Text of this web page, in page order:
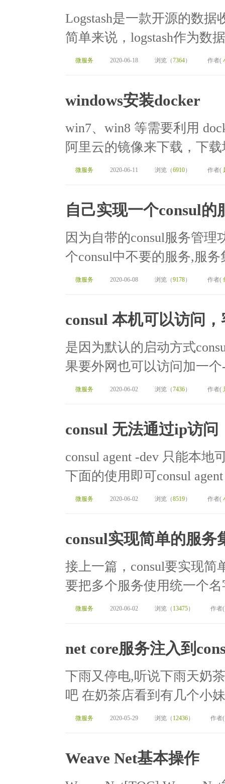
Logstash是一款开源的数
简单来说，logstash作为数
微服务 2020-06-18 浏览（7364） 作者(
windows安装docker
win7、win8 等需要利用
阿里云的镜像来下载，下
微服务 2020-06-11 浏览（6910） 作者(
自己实现一个consul
因为自带的consul服务管
个consul中不要的服务,服
微服务 2020-06-08 浏览（9178） 作者(
consul 本机可以访问
是因为默认的启动方式
果要外网也可以访问加一个
微服务 2020-06-02 浏览（7436） 作者(
consul 无法通过ip访问
consul agent -dev 只能本
下面的使用即可consul
微服务 2020-06-02 浏览（8519） 作者(
consul实现简单的服务
接上一篇，consul要实现
要把多个服务使用统一个
微服务 2020-06-02 浏览（ 13475） 作者
net core服务注入到
下雨又停电,听说下雨天奶
吧 在奶茶店看到有几个小
微服务 2020-05-29 浏览（ 12436） 作者
Weave Net基本操作